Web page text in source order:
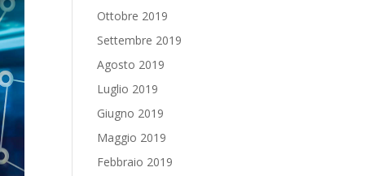
Ottobre 2019
Settembre 2019
Agosto 2019
Luglio 2019
Giugno 2019
Maggio 2019
Febbraio 2019